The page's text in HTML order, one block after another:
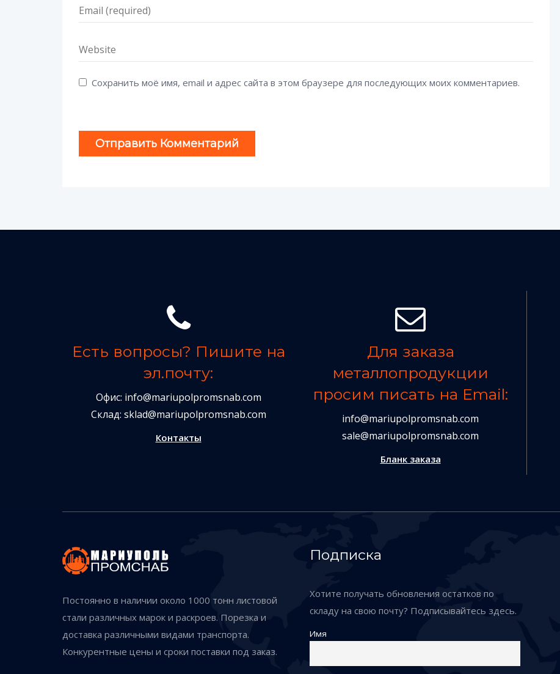
Сохранить моё имя, email и адрес сайта в этом браузере для последующих моих комментариев.
Есть вопросы? Пишите на
эл.почту:
Офис: info@mariupolpromsnab.com
Склад: sklad@mariupolpromsnab.com
Контакты
Для заказа
металлопродукции
просим писать на Email:
info@mariupolpromsnab.com
sale@mariupolpromsnab.com
Бланк заказа
Постоянно в наличии около 1000 тонн листовой
стали различных марок и раскроев. Порезка и
доставка различными видами транспорта.
Конкурентные цены и сроки поставки под заказ.
Подписка
Хотите получать обновления остатков по
складу на свою почту? Подписывайтесь здесь.
Имя